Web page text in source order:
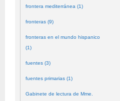
frontera mediterránea (1)
fronteras (9)
fronteras en el mundo hispanico
(1)
fuentes (3)
fuentes primarias (1)
Gabinete de lectura de Mme.